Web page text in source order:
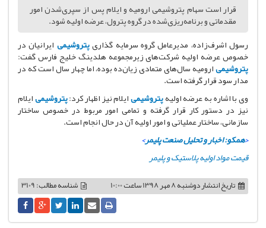
قرار است سهام پتروشیمی ارومیه و ایلام پس از سپری‎‌شدن امور
مقدماتی و برنامه‌ریزی‌شده در گروه پترول، عرضه اولیه شود.
رسول اشرف‌زاده، مدیرعامل گروه سرمایه گذاریپتروشیمی ایرانیان در
خصوص عرضه اولیه شرکت‌های زیرمجموعه هلدینگ خلیج فارس گفت:
پتروشیمیارومیه سال‌های متمادی زیان‌ده بوده، اما چهار سال است که در
مدار سود قرار گرفته است.
وی با اشاره به عرضه اولیهپتروشیمیایلام نیز اظهار کرد:پتروشیمیایلام
نیز در دستور کار قرار گرفته و تمامی امور مربوط در خصوص ساختار
سازمانی، ساختار عملیاتی و امور اولیه آن در حال انجام است.
<همکو: اخبار و تحلیل صنعت پلیمر>
قیمت مواد اولیه پلاستیک و پلیمر
شناسه مطالب: 3109 تاریخ انتشاردوشنبه 8 مهر 1398 ساعت 10:00